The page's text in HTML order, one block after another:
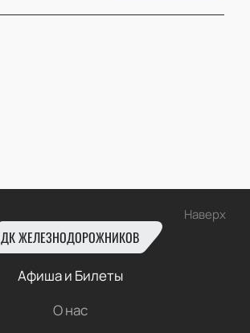
Наверх
ДК ЖЕЛЕЗНОДОРОЖНИКОВ
Афиша и Билеты
О нас